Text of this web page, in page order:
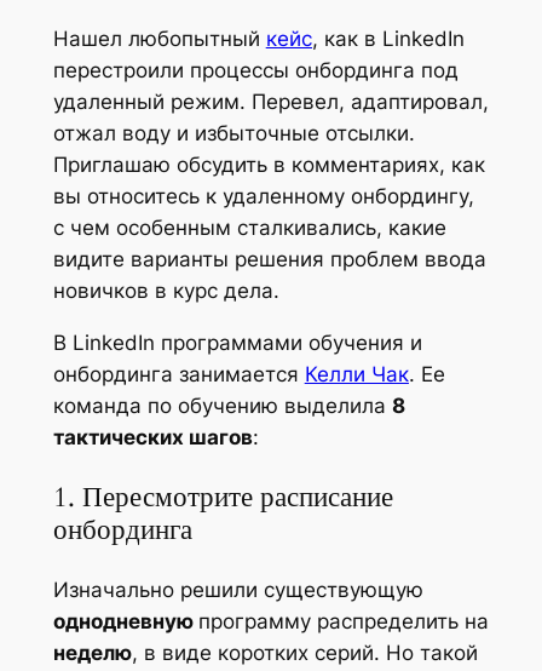
Нашел любопытный кейс, как в LinkedIn
перестроили процессы онбординга под
удаленный режим. Перевел, адаптировал,
отжал воду и избыточные отсылки.
Приглашаю обсудить в комментариях, как
вы относитесь к удаленному онбордингу,
с чем особенным сталкивались, какие
видите варианты решения проблем ввода
новичков в курс дела.
В LinkedIn программами обучения и
онбординга занимается Келли Чак. Ее
команда по обучению выделила 8
тактических шагов:
1. Пересмотрите расписание
онбординга
Изначально решили существующую
однодневную программу распределить на
неделю, в виде коротких серий. Но такой